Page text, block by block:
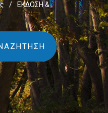
/
ΕΚΔΟΣΗ &